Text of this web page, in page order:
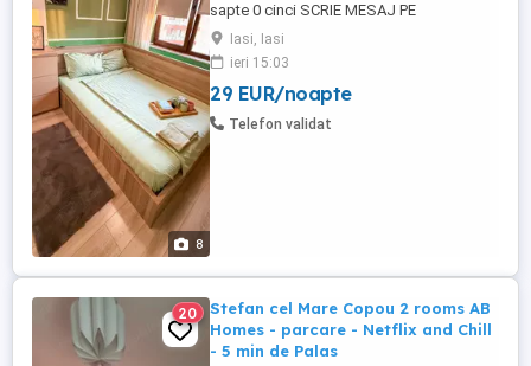
8
sapte 0 cinci SCRIE MESAJ PE
WHATSAPP! Te așteptam la una dintre
locațiile noastre CENTRALE dotate și
pregătite spre a te găzdui pe tine sau pe
amicii tai. Prețuri începând de la 140 de lei
noapte, în funcție de locație, numărul de
Iasi, Iasi
ieri 15:03
29 EUR/noapte
Telefon validat
20
Stefan cel Mare Copou 2 rooms AB
Homes - parcare - Netflix and Chill
- 5 min de Palas